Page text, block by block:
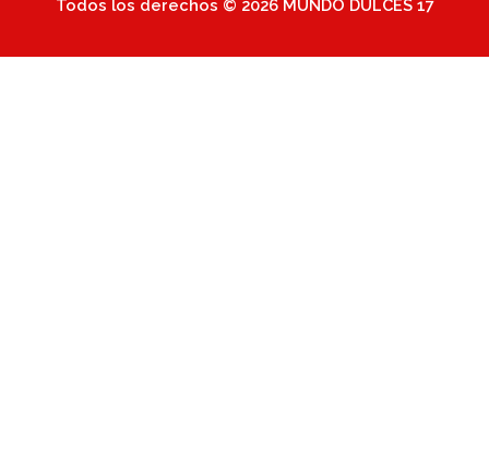
Todos los derechos © 2026 MUNDO DULCES 17